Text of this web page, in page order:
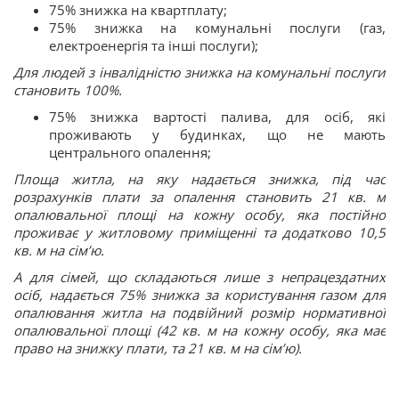
75% знижка на квартплату;
75% знижка на комунальні послуги (газ,
електроенергія та інші послуги);
Для людей з інвалідністю знижка на комунальні послуги
становить 100%.
75% знижка вартості палива, для осіб, які
проживають у будинках, що не мають
центрального опалення;
Площа житла, на яку надається знижка, під час
розрахунків плати за опалення становить 21 кв. м
опалювальної площі на кожну особу, яка постійно
проживає у житловому приміщенні та додатково 10,5
кв. м на сім’ю.
А для сімей, що складаються лише з непрацездатних
осіб, надається 75% знижка за користування газом для
опалювання житла на подвійний розмір нормативної
опалювальної площі (42 кв. м на кожну особу, яка має
право на знижку плати, та 21 кв. м на сім’ю).